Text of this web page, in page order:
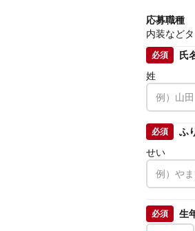
応募職種
内装など
必須
氏
姓
必須
ふ
せい
必須 生